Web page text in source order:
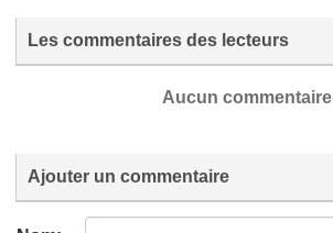
Les commentaires des lecteurs
Aucun commentaire
Ajouter un commentaire